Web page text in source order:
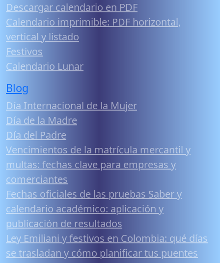
Descargar calendario en PDF
Calendario imprimible: PDF horizontal,
vertical y listado
Festivos
Calendario Lunar
Blog
Día Internacional de la Mujer
Día de la Madre
Día del Padre
Vencimientos de la matrícula mercantil y
multas: fechas clave para empresas y
comerciantes
Fechas oficiales de las pruebas Saber y
calendario académico: aplicación y
publicación de resultados
Ley Emiliani y festivos en Colombia: qué días
se trasladan y cómo planificar tus puentes